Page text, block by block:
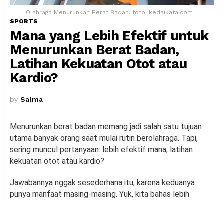
Olahraga Menurunkan Berat Badan, foto: kedaikata.com
SPORTS
Mana yang Lebih Efektif untuk
Menurunkan Berat Badan,
Latihan Kekuatan Otot atau
Kardio?
by Salma
Menurunkan berat badan memang jadi salah satu tujuan
utama banyak orang saat mulai rutin berolahraga. Tapi,
sering muncul pertanyaan: lebih efektif mana, latihan
kekuatan otot atau kardio?
Jawabannya nggak sesederhana itu, karena keduanya
punya manfaat masing-masing. Yuk, kita bahas lebih